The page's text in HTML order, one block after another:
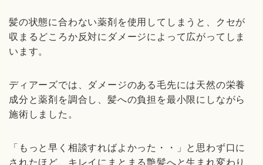
髪の状態に合わない薬剤を使用してしまうと、クセが
収まるどころか反対にダメージによって広がってしま
います。
ディアーズでは、ダメージのある毛先には天然の栄養
成分と薬剤を調合し、髪への負担を最小限にしながら
施術しました。
「もっと早く相談すればよかった・・」と思わず口に
されたほど、キレイにまとまる艶髪へと生まれ変わり